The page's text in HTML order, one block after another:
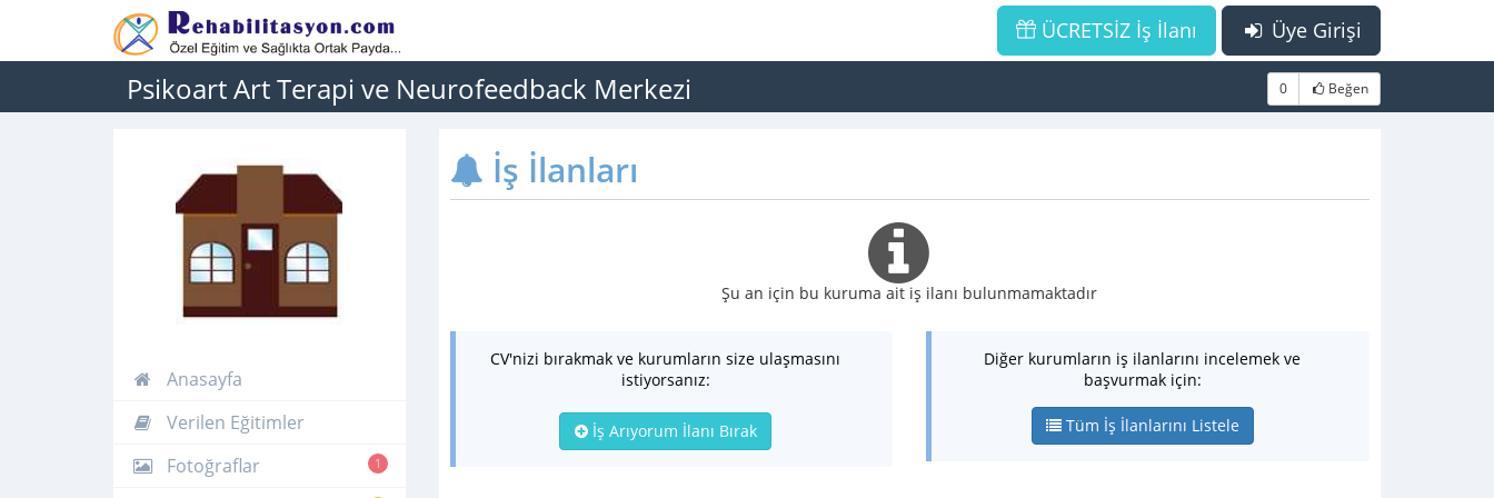
Üye Girişi
ÜCRETSİZ İş İlanı
Psikoart Art Terapi ve Neurofeedback Merkezi 0 Beğen
Anasayfa
Verilen Eğitimler
1
Fotoğraflar
İş İlanları
Şu an için bu kuruma ait iş ilanı bulunmamaktadır
CV'nizi bırakmak ve kurumların size ulaşmasını
istiyorsanız:
İş Arıyorum İlanı Bırak
Diğer kurumların iş ilanlarını incelemek ve
başvurmak için:
Tüm İş İlanlarını Listele